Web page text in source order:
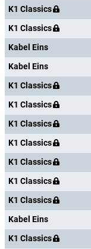
K1 Classics
K1 Classics
Kabel Eins
Kabel Eins
K1 Classics
K1 Classics
K1 Classics
K1 Classics
K1 Classics
K1 Classics
K1 Classics
Kabel Eins
K1 Classics